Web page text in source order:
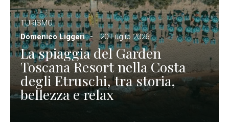
TURISMO
Domenico Liggeri
20 Luglio 2026
La spiaggia del Garden
Toscana Resort nella Costa
degli Etruschi, tra storia,
bellezza e relax